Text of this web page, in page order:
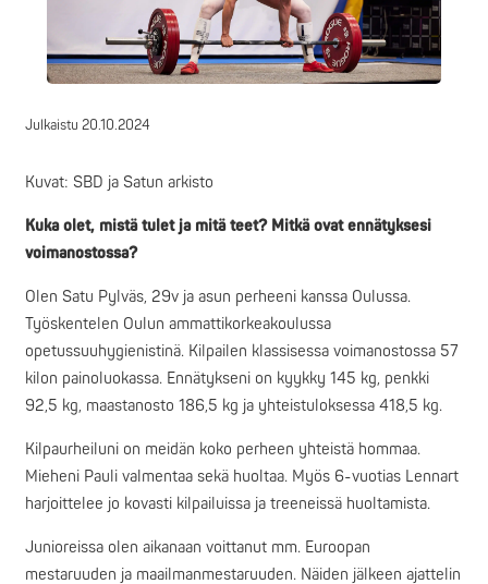
Julkaistu 20.10.2024
Kuvat: SBD ja Satun arkisto
Kuka olet, mistä tulet ja mitä teet? Mitkä ovat ennätyksesi
voimanostossa?
Olen Satu Pylväs, 29v ja asun perheeni kanssa Oulussa.
Työskentelen Oulun ammattikorkeakoulussa
opetussuuhygienistinä. Kilpailen klassisessa voimanostossa 57
kilon painoluokassa. Ennätykseni on kyykky 145 kg, penkki
92,5 kg, maastanosto 186,5 kg ja yhteistuloksessa 418,5 kg.
Kilpaurheiluni on meidän koko perheen yhteistä hommaa.
Mieheni Pauli valmentaa sekä huoltaa. Myös 6-vuotias Lennart
harjoittelee jo kovasti kilpailuissa ja treeneissä huoltamista.
Junioreissa olen aikanaan voittanut mm. Euroopan
mestaruuden ja maailmanmestaruuden. Näiden jälkeen ajattelin